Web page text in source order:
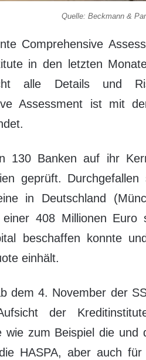
Quelle: Beckmann &
Comprehensive
in den letzten
alle Details und
Assessment ist mit
130 Banken auf ihr
geprüft.
in Deutschland
408 Millionen Euro
beschaffen konnte
einhält.
dem 4. November der
der
wie zum Beispiel die
HASPA, aber auch